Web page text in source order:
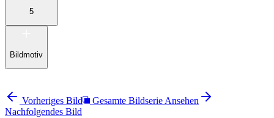
5
Bildmotiv
Vorheriges Bild
Gesamte Bildserie Ansehen
Nachfolgendes Bild